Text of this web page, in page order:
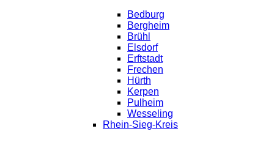
Bedburg
Bergheim
Brühl
Elsdorf
Erftstadt
Frechen
Hürth
Kerpen
Pulheim
Wesseling
Rhein-Sieg-Kreis